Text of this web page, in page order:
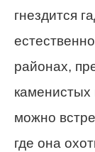
гнездится
районах,
можно
где она